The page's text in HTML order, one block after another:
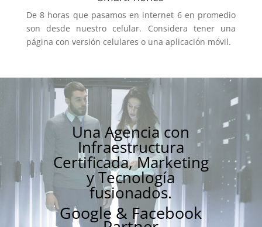
De 8 horas que pasamos en internet 6 en promedio
son desde nuestro celular. Considera tener una
página con versión celulares o una aplicación móvil.
Una Agencia con
Infraestructura
Certificada, Marketing
y Tecnología
fusionados.
Google & Facebook